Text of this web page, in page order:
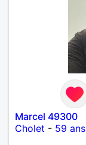
Marcel 49300
Cholet - 59 ans